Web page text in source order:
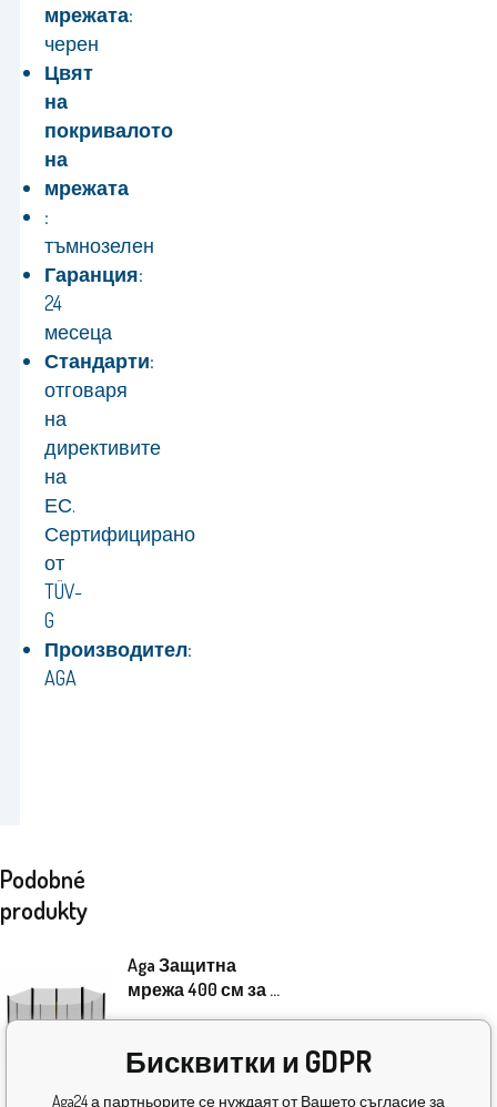
мрежата:
черен
Цвят
на
покривалото
на
мрежата
:
тъмнозелен
Гаранция:
24
месеца
Стандарти:
отговаря
на
директивите
на
ЕС.
Сертифицирано
от
TÜV-
G
Производител:
AGA
Podobné
produkty
Aga Защитна
мрежа 400 см за 8
пръта Черна
В
Бисквитки и GDPR
Aga24 а партньорите се нуждаят от Вашето съгласие за